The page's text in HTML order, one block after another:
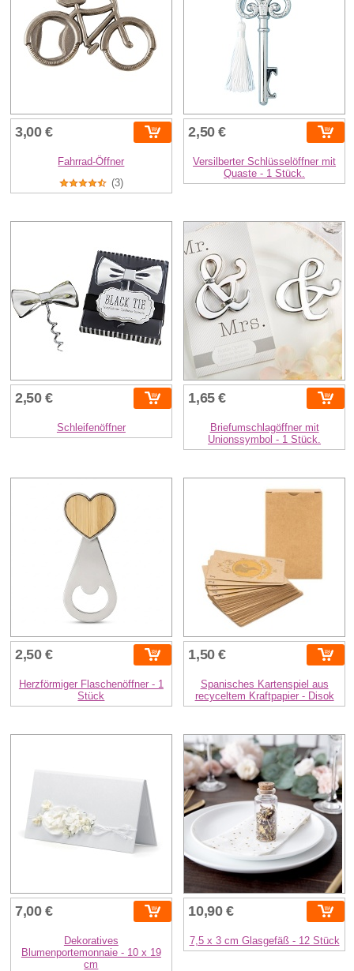
3,00 €
Fahrrad-Öffner
(3)
2,50 €
Versilberter Schlüsselöffner mit
Quaste - 1 Stück.
2,50 €
Schleifenöffner
1,65 €
Briefumschlagöffner mit
Unionssymbol - 1 Stück.
2,50 €
Herzförmiger Flaschenöffner - 1
Stück
1,50 €
Spanisches Kartenspiel aus
recyceltem Kraftpapier - Disok
7,00 €
Dekoratives
Blumenportemonnaie - 10 x 19
cm
10,90 €
7,5 x 3 cm Glasgefäß - 12 Stück